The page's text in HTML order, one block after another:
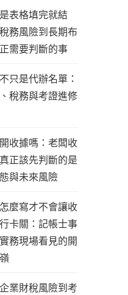
表格填完就結
務風險到長期布
需要判斷的事
只是代辦名單：
稅務與考證進修
收據嗎：老闆收
正該先判斷的是
與未來風險
麼寫才不會讓收
卡關：記帳士事
務現場看見的開
業財稅風險到考